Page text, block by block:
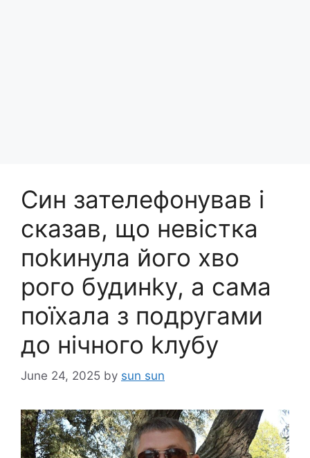
Син зателефонував і
сказав, що невістка
поkинула його хво
рого будинkу, а сама
поїхала з подругами
до нічного kлубу
June 24, 2025 by sun sun